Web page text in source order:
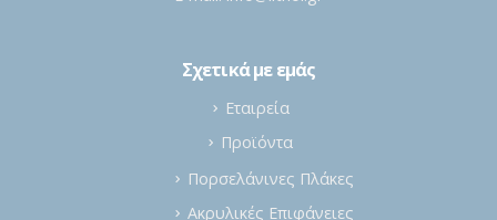
Σχετικά με εμάς
Εταιρεία
Προϊόντα
Πορσελάνινες Πλάκες
Ακρυλικές Επιφάνειες